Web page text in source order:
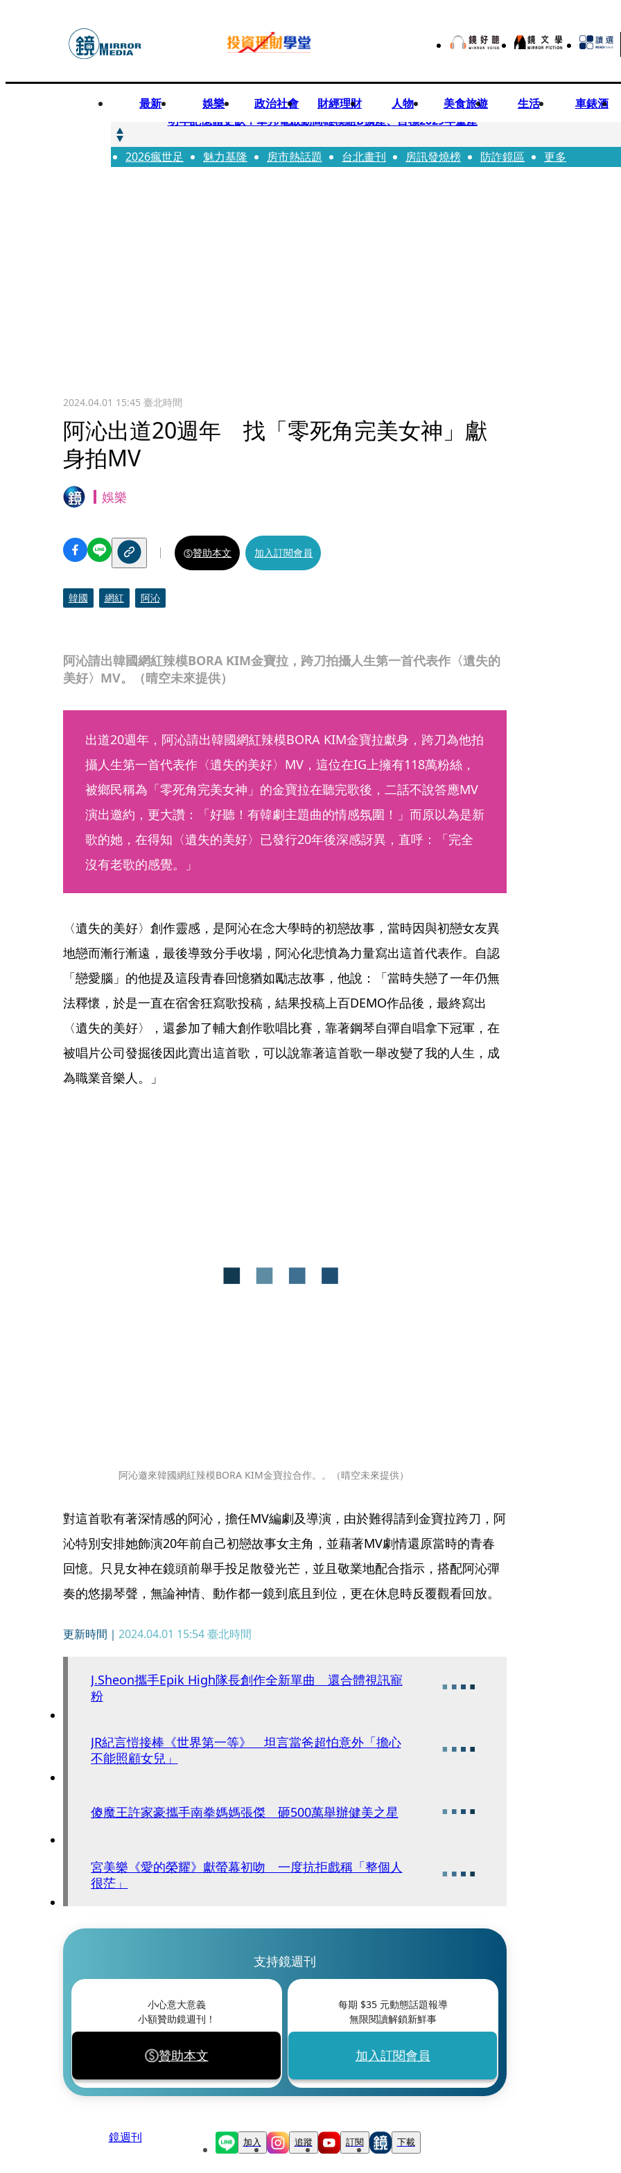
最新 娛樂 政治社會 財經理財 人物 美食旅遊 生活 車錶酒
快訊
明年記憶體更缺！華邦電啟動高雄模組B擴產、目標2029年量產
快訊
5566小刀爆離婚台玻千金！14年豪門婚碎原因曝 岳母徐莉玲風暴意外揭家族祕辛
2026瘋世足 魅力基隆 房市熱話題 台北畫刊 房訊發燒榜 防詐鏡區 更多
2024.04.01 15:45 臺北時間
阿沁出道20週年 找「零死角完美女神」獻
身拍MV
娛樂
阿沁請出韓國網紅辣模BORA KIM金寶拉，跨刀拍攝人生第一首代表作〈遺失的
美好〉MV。（晴空未來提供）
贊助本文 加入訂閱會員
韓國 網紅 阿沁
出道20週年，阿沁請出韓國網紅辣模BORA KIM金寶拉獻身，跨刀為他拍
攝人生第一首代表作〈遺失的美好〉MV，這位在IG上擁有118萬粉絲，
被鄉民稱為「零死角完美女神」的金寶拉在聽完歌後，二話不說答應MV
演出邀約，更大讚：「好聽！有韓劇主題曲的情感氛圍！」而原以為是新
歌的她，在得知〈遺失的美好〉已發行20年後深感訝異，直呼：「完全
沒有老歌的感覺。」
〈遺失的美好〉創作靈感，是阿沁在念大學時的初戀故事，當時因與初戀女友異
地戀而漸行漸遠，最後導致分手收場，阿沁化悲憤為力量寫出這首代表作。自認
「戀愛腦」的他提及這段青春回憶猶如勵志故事，他說：「當時失戀了一年仍無
法釋懷，於是一直在宿舍狂寫歌投稿，結果投稿上百DEMO作品後，最終寫出
〈遺失的美好〉，還參加了輔大創作歌唱比賽，靠著鋼琴自彈自唱拿下冠軍，在
被唱片公司發掘後因此賣出這首歌，可以說靠著這首歌一舉改變了我的人生，成
為職業音樂人。」
阿沁邀來韓國網紅辣模BORA KIM金寶拉合作。。（晴空未來提供）
對這首歌有著深情感的阿沁，擔任MV編劇及導演，由於難得請到金寶拉跨刀，阿
沁特別安排她飾演20年前自己初戀故事女主角，並藉著MV劇情還原當時的青春
回憶。只見女神在鏡頭前舉手投足散發光芒，並且敬業地配合指示，搭配阿沁彈
奏的悠揚琴聲，無論神情、動作都一鏡到底且到位，更在休息時反覆觀看回放。
更新時間｜ 2024.04.01 15:54臺北時間
J.Sheon攜手Epik High隊長創作全新單曲 還合體視訊寵
粉
JR紀言愷接棒《世界第一等》 坦言當爸超怕意外「擔心
不能照顧女兒」
傻魔王許家豪攜手南拳媽媽張傑 砸500萬舉辦健美之星
宮美樂《愛的榮耀》獻螢幕初吻 一度抗拒戲稱「整個人
很茫」
支持鏡週刊
小心意大意義
小額贊助鏡週刊！
贊助本文
每期 $35元動態話題報導
無限閱讀解鎖新鮮事
加入訂閱會員
鏡週刊 加入 追蹤 訂閱 下載